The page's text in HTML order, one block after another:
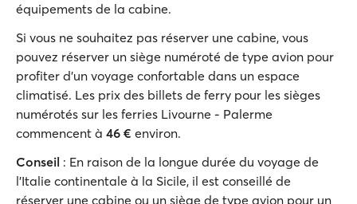
équipements de la cabine.
Si vous ne souhaitez pas réserver une cabine, vous
pouvez réserver un siège numéroté de type avion pour
profiter d'un voyage confortable dans un espace
climatisé. Les prix des billets de ferry pour les sièges
numérotés sur les ferries Livourne - Palerme
commencent à 46 € environ.
Conseil : En raison de la longue durée du voyage de
l'Italie continentale à la Sicile, il est conseillé de
réserver une cabine ou un siège de type avion pour un